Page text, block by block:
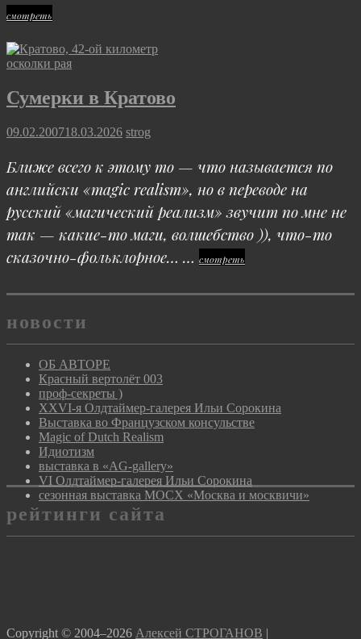
смотреть
Dutch
Cat
осколки рая
Сумерки в Кратово
Posted
09.02.200718.03.2026 strog
Ближе всего к этому то — что называется по
английски «magic realism», но в переводе на
русский «магический реализм» звучит по мне не
так — какие-то маги, волшебство )), что-то
сказочно-фольклорное… … смотреть
новости
ОБ АВТОРЕ
Красный вертолёт 003
проф-секреты )
XXVI-я Олдтаймер-галерея Ильи Сорокина
Выставка во Французском консульстве
Magic of Dutch Realism
Идиотизм
выставка в «AG-gallery»
VI Олдтаймер-галерея Ильи Сорокина
сезонная выставка МОСХ «Москва и москвичи»
рейтинги сайта
Copyright © 2004–2026 Алексей СТРОГАНОВ |